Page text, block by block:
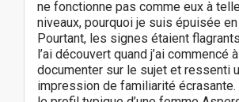
ne fonctionne pas comme eux à
niveaux, pourquoi je suis épuisée
Pourtant, les signes étaient
l’ai découvert quand j’ai commencé
documenter sur le sujet et ressenti
impression de familiarité